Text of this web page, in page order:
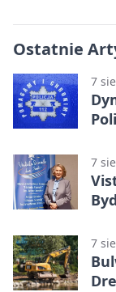
Ostatnie
7
7
7